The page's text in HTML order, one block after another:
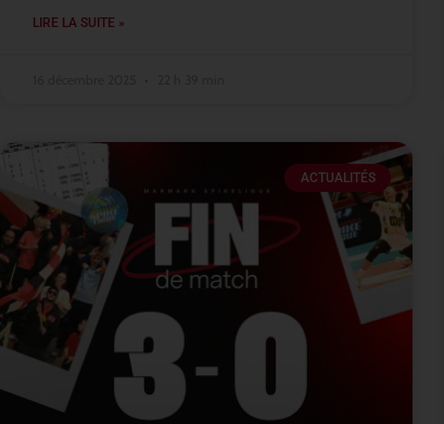
LIRE LA SUITE »
ACTUALITÉS